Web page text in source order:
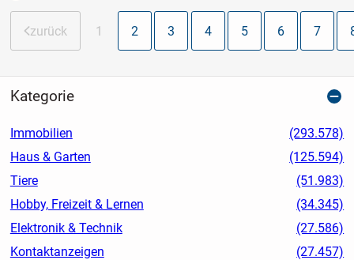
zurück 1 2 3 4 5 6 7
Kategorie
Immobilien
(293.578)
Haus & Garten
(125.594)
Tiere
(51.983)
Hobby, Freizeit & Lernen
(34.345)
Elektronik & Technik
(27.586)
Kontaktanzeigen
(27.457)